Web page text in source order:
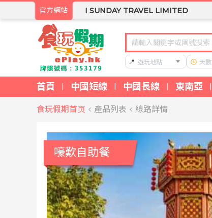
官方網站 I SUNDAY TRAVEL LIMITED
📍 遊玩地點 天數
首頁 | 中國短線 | 中國長線 | 東南亞 |
食玩假期首页 產品列表 線路詳情
嚎歎自助餐